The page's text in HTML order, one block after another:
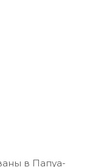
в Папуа-